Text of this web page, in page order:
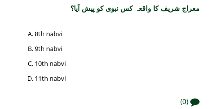
معراج شریف کا واقعہ کس نبوی کو پیش آیا؟
8th nabvi
9th nabvi
10th nabvi
11th nabvi
(0)